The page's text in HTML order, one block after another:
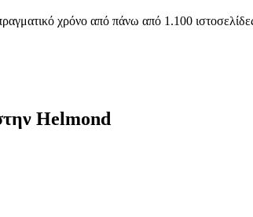
χρόνο από πάνω από 1.100
Helmond